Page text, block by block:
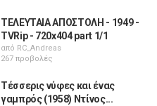
ΤΕΛΕΥΤΑΙΑ ΑΠΟΣΤΟΛΗ - 1949 -
TVRip - 720x404 part 1/1
από RC_Andreas
267 προβολές
Τέσσερις νύφες και ένας
γαμπρός (1958) Ντίνος...